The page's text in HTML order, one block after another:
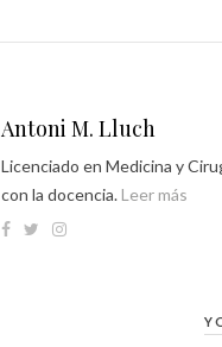
Antoni M. Lluch
Licenciado en Medicina y
con la docencia. Leer más